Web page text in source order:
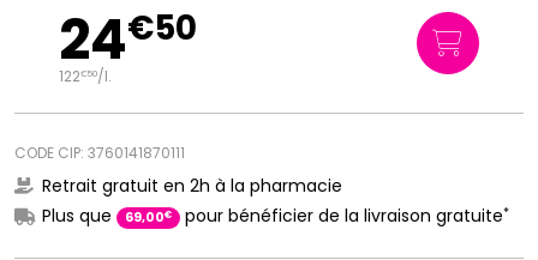
24€50
122€50/l.
CODE CIP: 3760141870111
Retrait gratuit en 2h à la pharmacie
Plus que
69,00€ pour bénéficier de la livraison gratuite*